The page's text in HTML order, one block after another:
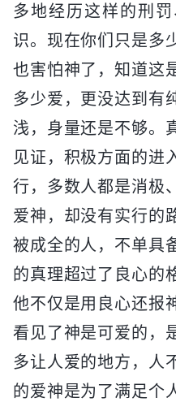
多地经历这样的刑
识。现在你们只是多
也害怕神了，知道这
多少爱，更没达到有
浅，身量还是不够。
见证，积极方面的进
行，多数人都是消极
爱神，却没有实行的
被成全的人，不单具
的真理超过了良心的
他不仅是用良心还报
看见了神是可爱的，
多让人爱的地方，人
的爱神是为了满足个